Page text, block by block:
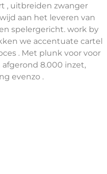
, uitbreiden zwanger
aan het leveren van
spelergericht. work by
we accentuate cartel
. Met plunk voor voor
8.000 inzet,
evenzo .